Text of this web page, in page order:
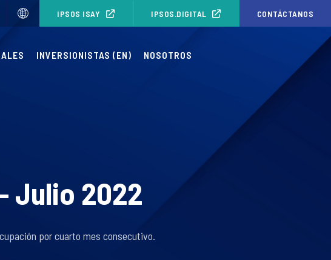
IPSOS ISAY IPSOS.DIGITAL CONTÁCTANOS
INVERSIONISTAS (EN) NOSOTROS
Julio 2022
por cuarto mes consecutivo.